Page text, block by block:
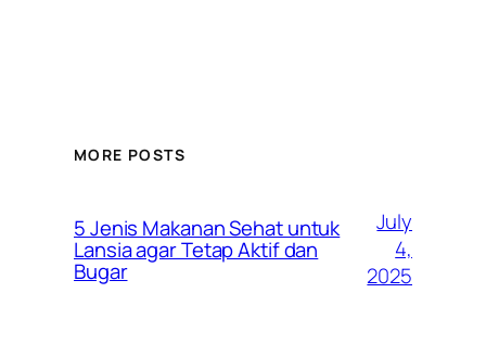
MORE POSTS
5 Jenis Makanan Sehat untuk
Lansia agar Tetap Aktif dan
Bugar
July
4,
2025